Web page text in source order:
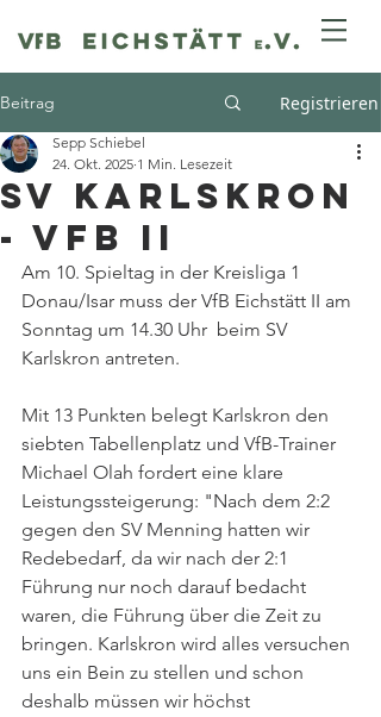
Beitrag Registrieren
SV Karlskron
- VfB II
Sepp Schiebel
24. Okt. 2025 1 Min. Lesezeit
Am 10. Spieltag in der Kreisliga 1
Donau/Isar muss der VfB Eichstätt II am
Sonntag um 14.30 Uhr  beim SV
Karlskron antreten.
Mit 13 Punkten belegt Karlskron den
siebten Tabellenplatz und VfB-Trainer
Michael Olah fordert eine klare
Leistungssteigerung: "Nach dem 2:2
gegen den SV Menning hatten wir
Redebedarf, da wir nach der 2:1
Führung nur noch darauf bedacht
waren, die Führung über die Zeit zu
bringen. Karlskron wird alles versuchen
uns ein Bein zu stellen und schon
deshalb müssen wir höchst